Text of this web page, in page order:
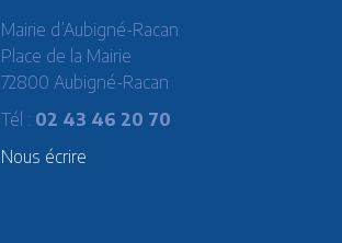
Mairie d’Aubigné-Racan
Place de la Mairie
72800 Aubigné-Racan
Tél : 02 43 46 20 70
Nous écrire